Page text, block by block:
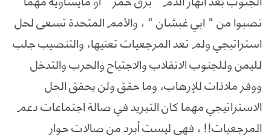
نصبوا من " ابي غبشان " ، والأمم المتحدة تسعى لحل
استراتيجي ولم تعد المرجعيات تعنيها، والتنصيب جلب
لليمن وللجنوب الانقلاب والاجتياح والحرب والتدخل
ووفر ملاذات للإرهاب، وما حقق ولن يحقق الحل
الاستراتيجي مهما كان التبريد في صالة اجتماعات دعم
المرجعيات!! ، فهي ليست أبرد من صالات حوار